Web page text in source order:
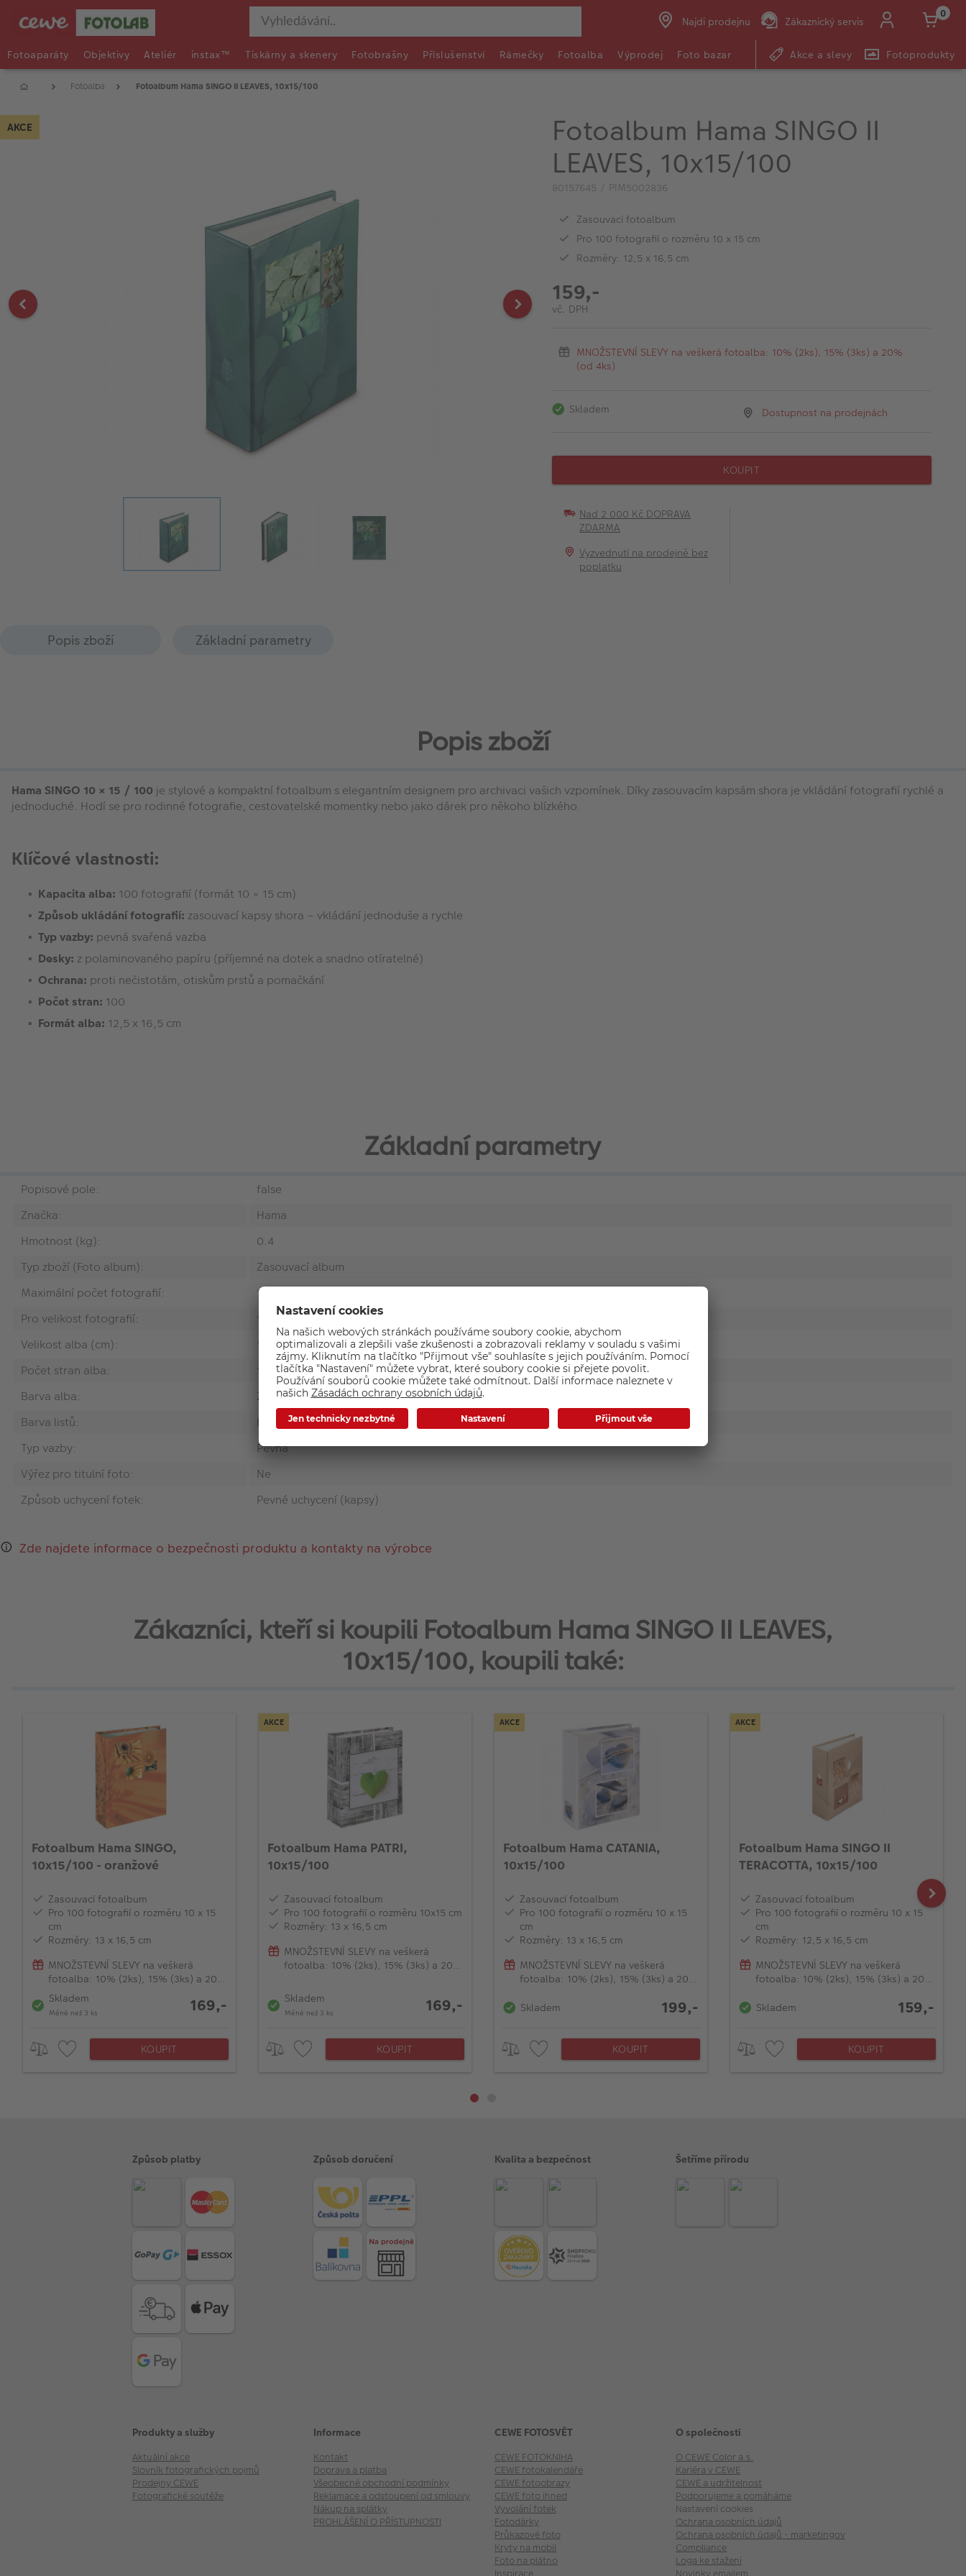
Najdi prodejnu Zákaznický servis
0
Fotoaparáty Objektivy Ateliér instax™ Tiskárny a skenery Fotobrašny Příslušenství Rámečky Fotoalba Výprodej Foto bazar Akce a slevy Fotoprodukty
Fotoalba Fotoalbum Hama SINGO II LEAVES, 10x15/100
AKCE
Fotoalbum Hama SINGO II
LEAVES, 10x15/100
80157645 / PIM5002836
Zasouvací fotoalbum
Pro 100 fotografií o rozměru 10 x 15 cm
Rozměry: 12,5 x 16,5 cm
159,-
vč. DPH
MNOŽSTEVNÍ SLEVY na veškerá fotoalba: 10% (2ks), 15% (3ks) a 20%
(od 4ks)
Skladem Dostupnost na prodejnách
KOUPIT
Nad 2 000 Kč DOPRAVA
ZDARMA
Vyzvednutí na prodejně bez
poplatku
Popis zboží Základní parametry
Popis zboží
Hama SINGO 10 × 15 / 100 je stylové a kompaktní fotoalbum s elegantním designem pro archivaci vašich vzpomínek. Díky zasouvacím kapsám shora je vkládání fotografií rychlé a
jednoduché. Hodí se pro rodinné fotografie, cestovatelské momentky nebo jako dárek pro někoho blízkého.
Klíčové vlastnosti:
Kapacita alba: 100 fotografií (formát 10 × 15 cm)
Způsob ukládání fotografií: zasouvací kapsy shora – vkládání jednoduše a rychle
Typ vazby: pevná svařená vazba
Desky: z polaminovaného papíru (příjemné na dotek a snadno otíratelné)
Ochrana: proti nečistotám, otiskům prstů a pomačkání
Počet stran: 100
Formát alba: 12,5 x 16,5 cm
Základní parametry
Popisové pole:
false
Značka:
Hama
Hmotnost (kg):
0.4
Typ zboží (Foto album):
Zasouvací album
Maximální počet fotografií:
100
Pro velikost fotografií:
10x15 cm
Velikost alba (cm):
12.5 x 16.5
Počet stran alba:
100
Barva alba:
Zelená
Barva listů:
Bílá
Typ vazby:
Pevná
Výřez pro titulní foto:
Ne
Způsob uchycení fotek:
Pevné uchycení (kapsy)
Zde najdete informace o bezpečnosti produktu a kontakty na výrobce
Zákazníci, kteří si koupili Fotoalbum Hama SINGO II LEAVES,
10x15/100, koupili také:
Fotoalbum Hama SINGO,
10x15/100 - oranžové
Zasouvací fotoalbum
Pro 100 fotografií o rozměru 10 x 15
cm
Rozměry: 13 x 16,5 cm
MNOŽSTEVNÍ SLEVY na veškerá
fotoalba: 10% (2ks), 15% (3ks) a 20%
(od 4ks)
Skladem
Méně než 3 ks 169,-
KOUPIT
AKCE
Fotoalbum Hama PATRI,
10x15/100
Zasouvací fotoalbum
Pro 100 fotografií o rozměru 10x15 cm
Rozměry: 13 x 16,5 cm
MNOŽSTEVNÍ SLEVY na veškerá
fotoalba: 10% (2ks), 15% (3ks) a 20%
Skladem
Méně než 3 ks 169,-
KOUPIT
AKCE
Fotoalbum Hama CATANIA,
10x15/100
Zasouvací fotoalbum
Pro 100 fotografií o rozměru 10 x 15
cm
Rozměry: 13 x 16,5 cm
MNOŽSTEVNÍ SLEVY na veškerá
fotoalba: 10% (2ks), 15% (3ks) a 20%
Skladem
199,-
KOUPIT
AKCE
Fotoalbum Hama SINGO II
TERACOTTA, 10x15/100
Zasouvací fotoalbum
Pro 100 fotografií o rozměru 10 x 15
cm
Rozměry: 12,5 x 16,5 cm
MNOŽSTEVNÍ SLEVY na veškerá
fotoalba: 10% (2ks), 15% (3ks) a 20%
Skladem
159,-
KOUPIT
Způsob platby Způsob doručení Kvalita a bezpečnost Šetříme přírodu
Produkty a služby
Aktuální akce
Slovník fotografických pojmů
Prodejny CEWE
Fotografické soutěže
Informace
Kontakt
Doprava a platba
Všeobecné obchodní podmínky
Reklamace a odstoupení od smlouvy
Nákup na splátky
PROHLÁŠENÍ O PŘÍSTUPNOSTI
CEWE FOTOSVĚT
CEWE FOTOKNIHA
CEWE fotokalendáře
CEWE fotoobrazy
CEWE foto ihned
Vyvolání fotek
Fotodárky
Průkazové foto
Kryty na mobil
Foto na plátno
O společnosti
O CEWE Color a.s.
Kariéra v CEWE
CEWE a udržitelnost
Podporujeme a pomáháme
Nastavení cookies
Ochrana osobních údajů
Ochrana osobních údajů - marketingové akce
Compliance
Loga ke stažení